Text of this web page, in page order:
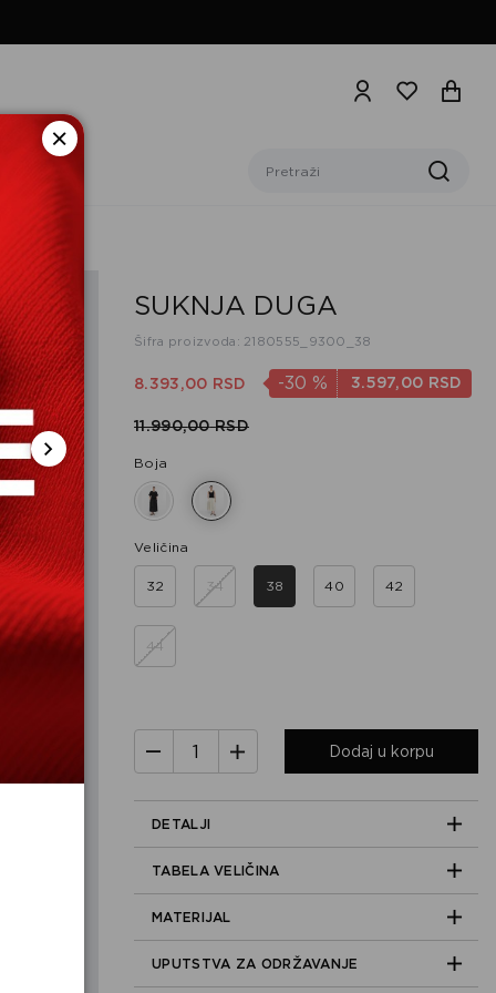
SUKNJA DUGA
Šifra proizvoda: 2180555_9300_38
8.393,00 RSD -30 % 3.597,00 RSD
11.990,00 RSD
Boja
Veličina
32 34 38 40 42
44
Dodaj u korpu
DETALJI
TABELA VELIČINA
MATERIJAL
UPUTSTVA ZA ODRŽAVANJE